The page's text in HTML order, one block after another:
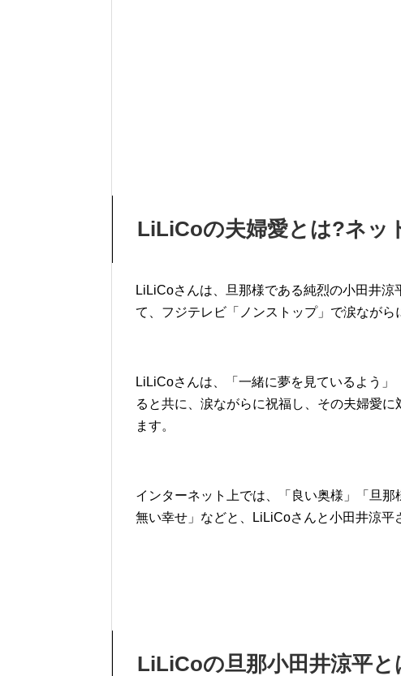
LiLiCoの夫婦愛とは?ネッ
LiLiCoさんは、旦那様である純烈の小田井
て、フジテレビ「ノンストップ」で涙ながら
LiLiCoさんは、「一緒に夢を見ているよう
ると共に、涙ながらに祝福し、その夫婦愛
ます。
インターネット上では、「良い奥様」「旦
無い幸せ」などと、LiLiCoさんと小田井涼平
LiLiCoの旦那小田井涼平